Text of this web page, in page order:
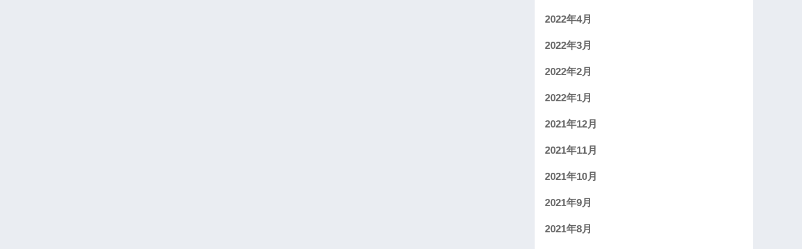
2022年4月
2022年3月
2022年2月
2022年1月
2021年12月
2021年11月
2021年10月
2021年9月
2021年8月